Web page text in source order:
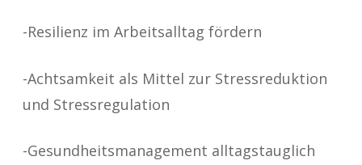
-Resilienz im Arbeitsalltag fördern
-Achtsamkeit als Mittel zur Stressreduktion
und Stressregulation
-Gesundheitsmanagement alltagstauglich